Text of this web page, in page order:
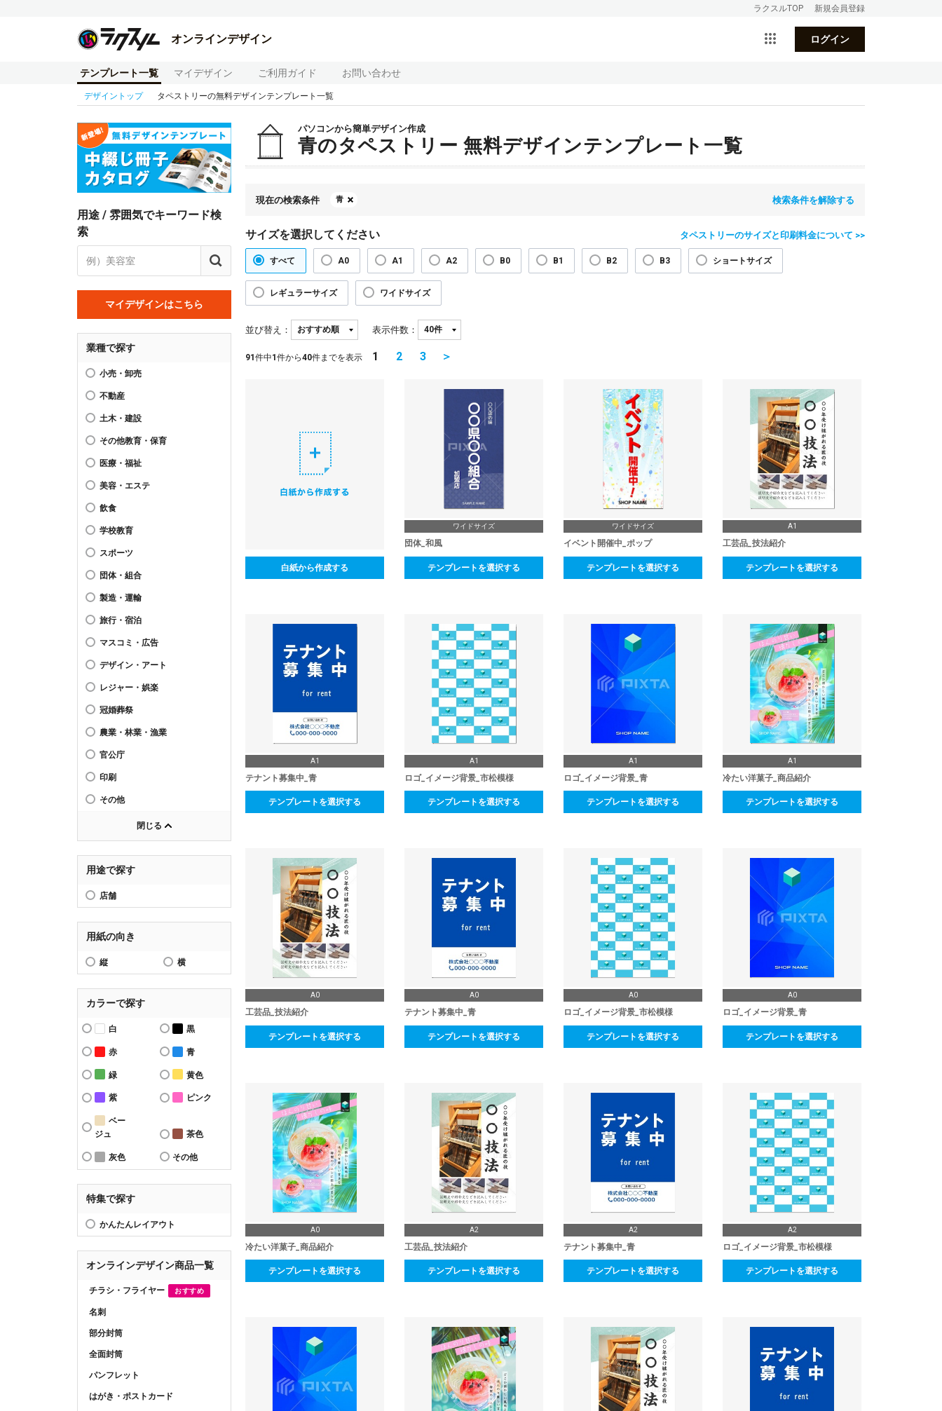
ラクスルTOP 新規会員登録
オンラインデザイン ログイン
テンプレート一覧 マイデザイン ご利用ガイド お問い合わせ
デザイントップ タペストリーの無料デザインテンプレート一覧
用途 / 雰囲気でキーワード検
索
マイデザインはこちら
業種で探す
小売・卸売
不動産
土木・建設
その他教育・保育
医療・福祉
美容・エステ
飲食
学校教育
スポーツ
団体・組合
製造・運輸
旅行・宿泊
マスコミ・広告
デザイン・アート
レジャー・娯楽
冠婚葬祭
農業・林業・漁業
官公庁
印刷
その他
閉じる
用途で探す
店舗
用紙の向き
縦 横
カラーで探す
白 黒
赤 青
緑 黄色
紫 ピンク
ベー
ジュ
茶色
灰色 その他
特集で探す
かんたんレイアウト
オンラインデザイン商品一覧
チラシ・フライヤー おすすめ
名刺
部分封筒
全面封筒
パンフレット
はがき・ポストカード
パソコンから簡単デザイン作成
青のタペストリー 無料デザインテンプレート一覧
現在の検索条件 青 検索条件を解除する
サイズを選択してください タペストリーのサイズと印刷料金について >>
すべて A0 A1 A2 B0 B1 B2 B3 ショートサイズ
レギュラーサイズ ワイドサイズ
並び替え： 表示件数：
91 件中1 件から40件までを表示 1 2 3 ＞
白紙から作成する
ワイドサイズ
団体_和風
テンプレートを選択する
ワイドサイズ
イベント開催中_ポップ
テンプレートを選択する
A1
工芸品_技法紹介
テンプレートを選択する
A1
テナント募集中_青
テンプレートを選択する
A1
ロゴ_イメージ背景_市松模様
テンプレートを選択する
A1
ロゴ_イメージ背景_青
テンプレートを選択する
A1
冷たい洋菓子_商品紹介
テンプレートを選択する
A0
工芸品_技法紹介
テンプレートを選択する
A0
テナント募集中_青
テンプレートを選択する
A0
ロゴ_イメージ背景_市松模様
テンプレートを選択する
A0
ロゴ_イメージ背景_青
テンプレートを選択する
A0
冷たい洋菓子_商品紹介
テンプレートを選択する
A2
工芸品_技法紹介
テンプレートを選択する
A2
テナント募集中_青
テンプレートを選択する
A2
ロゴ_イメージ背景_市松模様
テンプレートを選択する